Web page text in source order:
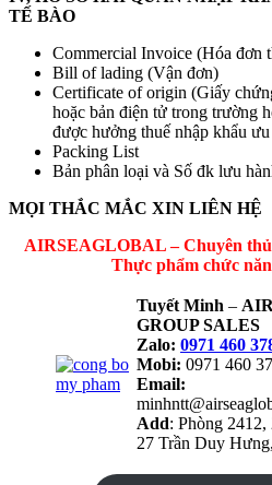
TẾ BÀO
Commercial Invoice (Hóa đơn
Bill of lading (Vận đơn)
Certificate of origin (Giấy
hoặc bản điện tử trong trường
được hưởng thuế nhập khẩu
Packing List
Bản phân loại và Số đk lưu
MỌI THẮC MẮC XIN LIÊN HỆ
AIRSEAGLOBAL – Chuyên
Thực phẩm chức
Tuyết Minh –
GROUP SALES
Zalo: 0971 460
Mobi: 0971 460
Email:
Add: Phòng
27 Trần Duy